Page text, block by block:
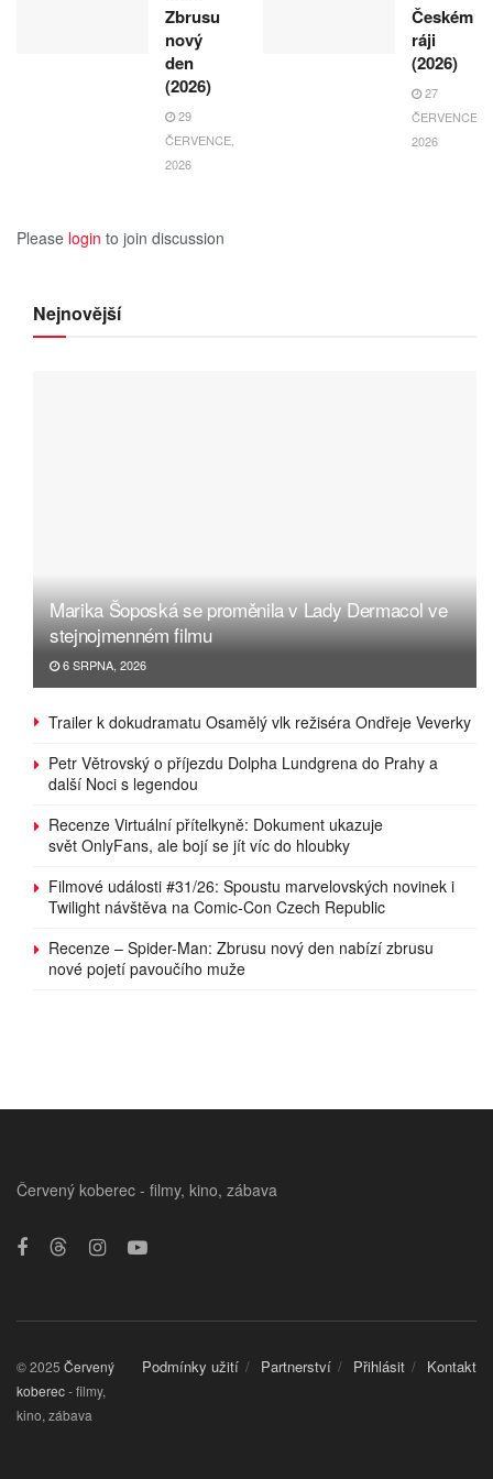
Zbrusu
nový
den
(2026)
29
ČERVENCE,
2026
Českém
ráji
(2026)
27
ČERVENCE,
2026
Please login to join discussion
Nejnovější
Marika Šoposká se proměnila v Lady Dermacol ve
stejnojmenném filmu
6 SRPNA, 2026
Trailer k dokudramatu Osamělý vlk režiséra Ondřeje Veverky
Petr Větrovský o příjezdu Dolpha Lundgrena do Prahy a
další Noci s legendou
Recenze Virtuální přítelkyně: Dokument ukazuje
svět OnlyFans, ale bojí se jít víc do hloubky
Filmové události #31/26: Spoustu marvelovských novinek i
Twilight návštěva na Comic-Con Czech Republic
Recenze – Spider-Man: Zbrusu nový den nabízí zbrusu
nové pojetí pavoučího muže
Červený koberec - filmy, kino, zábava
Podmínky užití Partnerství Přihlásit Kontakt
© 2025 Červený
koberec- filmy,
kino, zábava